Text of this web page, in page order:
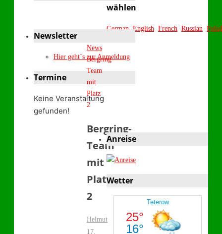
wählen
German English French Russian
Start
News
Bergring-
Team
mit
Platz
2
Bergring-
Team
mit
Platz
2
Helmut
17.
Newsletter
Hier geht´s zur Anmeldung
Termine
Keine Veranstaltung
gefunden!
Anreise
Wetter